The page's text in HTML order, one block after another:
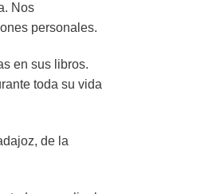
Nos
personales.
en sus libros.
toda su vida
de la